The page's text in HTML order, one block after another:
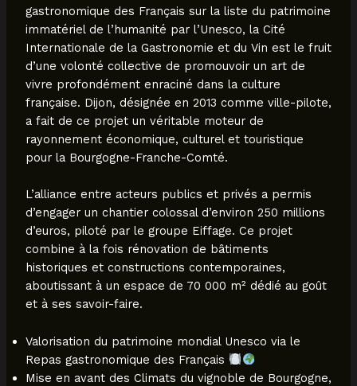
gastronomique des Français sur la liste du patrimoine
immatériel de l’humanité par l’Unesco, la Cité
Internationale de la Gastronomie et du Vin est le fruit
d’une volonté collective de promouvoir un art de
vivre profondément enraciné dans la culture
française. Dijon, désignée en 2013 comme ville-pilote,
a fait de ce projet un véritable moteur de
rayonnement économique, culturel et touristique
pour la Bourgogne-Franche-Comté.
L’alliance entre acteurs publics et privés a permis
d’engager un chantier colossal d’environ 250 millions
d’euros, piloté par le groupe Eiffage. Ce projet
combine à la fois rénovation de bâtiments
historiques et constructions contemporaines,
aboutissant à un espace de 70 000 m² dédié au goût
et à ses savoir-faire.
Valorisation du patrimoine mondial Unesco via le
Repas gastronomique des Français
Mise en avant des Climats du vignoble de Bourgogne,